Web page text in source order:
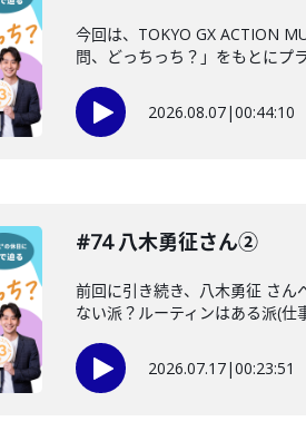
今回は、TOKYO GX ACTION
問、どっちっち？」をもとにプ
2026.08.07|00:44:10
#74 八木勇征さん②
前回に引き続き、八木勇征 さん
ない派？ルーティンはある派(仕
2026.07.17|00:23:51